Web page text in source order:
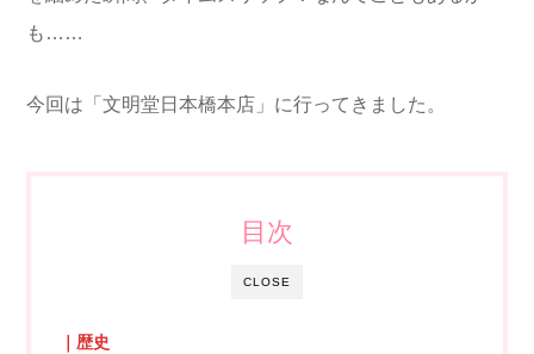
も……
今回は「文明堂日本橋本店」に行ってきました。
CLOSE
目次
｜歴史